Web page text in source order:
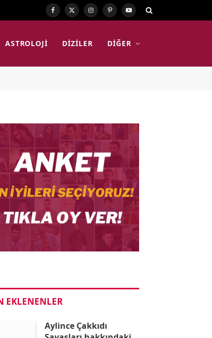
Facebook
X
Instagram
PinterestYouTube
ASTROLOJI DIZILER DIĞER
EKLENENLER
Aylince Çakkıdı